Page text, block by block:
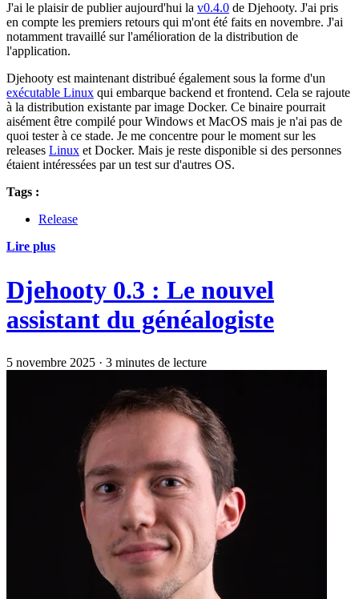
J'ai le plaisir de publier aujourd'hui la v0.4.0 de Djehooty. J'ai pris
en compte les premiers retours qui m'ont été faits en novembre. J'ai
notamment travaillé sur l'amélioration de la distribution de
l'application.
Djehooty est maintenant distribué également sous la forme d'un
exécutable Linux qui embarque backend et frontend. Cela se rajoute
à la distribution existante par image Docker. Ce binaire pourrait
aisément être compilé pour Windows et MacOS mais je n'ai pas de
quoi tester à ce stade. Je me concentre pour le moment sur les
releases Linux et Docker. Mais je reste disponible si des personnes
étaient intéressées par un test sur d'autres OS.
Tags :
Release
Lire plus
Djehooty 0.3 : Le nouvel
assistant du généalogiste
5 novembre 2025 · 3 minutes de lecture